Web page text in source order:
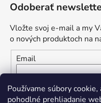
Používame súbory
pohodlné prehliadanie
Odoberať
Vložte svoj e-mail a my
o nových produktoch na
Email
Vložením e-mailu
osobných údajov